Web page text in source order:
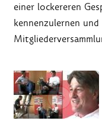
einer lockereren
kennenzulernen